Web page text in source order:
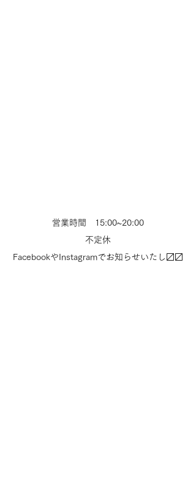
営業時間 15:00~20:00
​不定休
​FacebookやInstagramでお知らせいたし〼〼